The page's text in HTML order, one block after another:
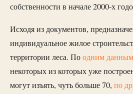
собственности в начале 2000-х
Исходя из документов,
индивидуальное жилое
территории леса. Поодним данным
некоторых из которых уже
могут изъять, чуть больше 70, по